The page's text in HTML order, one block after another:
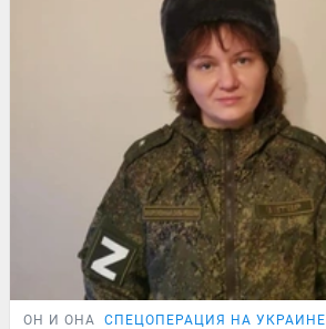
ОН И ОНА СПЕЦОПЕРАЦИЯ НА УКРАИНЕ